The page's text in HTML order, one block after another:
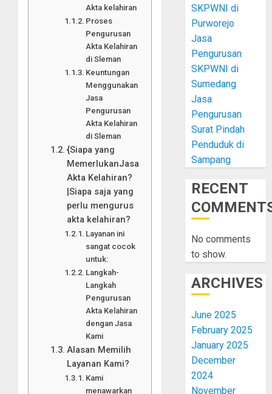
Akta kelahiran
Proses
Pengurusan
Akta Kelahiran
di Sleman
Keuntungan
Menggunakan
Jasa
Pengurusan
Akta Kelahiran
di Sleman
{Siapa yang
MemerlukanJasa
Akta Kelahiran?
|Siapa saja yang
perlu mengurus
akta kelahiran?
Layanan ini
sangat cocok
untuk:
Langkah-
Langkah
Pengurusan
Akta Kelahiran
dengan Jasa
Kami
Alasan Memilih
Layanan Kami?
Kami
menawarkan
SKPWNI di
Purworejo
Jasa
Pengurusan
SKPWNI di
Sumedang
Jasa
Pengurusan
Surat Pindah
Penduduk di
Sampang
RECENT
No comments
to show.
ARCHIVES
June 2025
February 2025
January 2025
December
2024
November